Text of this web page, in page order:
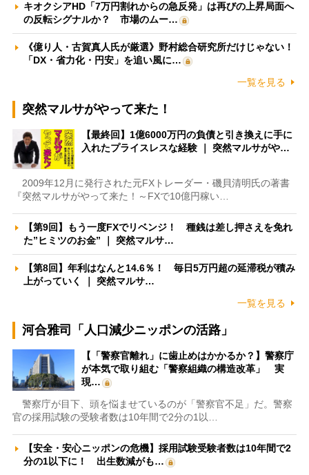
キオクシアHD「7万円割れからの急反発」は再びの上昇局面へ
の反転シグナルか？ 市場のムー…
《億り人・古賀真人氏が厳選》野村総合研究所だけじゃない！
「DX・省力化・円安」を追い風に…
一覧を見る
突然マルサがやって来た！
【最終回】1億6000万円の負債と引き換えに手に
入れたプライスレスな経験 ｜ 突然マルサがや…
2009年12月に発行された元FXトレーダー・磯貝清明氏の著書
『突然マルサがやって来た！～FXで10億円稼い…
【第9回】もう一度FXでリベンジ！ 種銭は差し押さえを免れ
た”ヒミツのお金” ｜ 突然マルサ…
【第8回】年利はなんと14.6％！ 毎日5万円超の延滞税が積み
上がっていく ｜ 突然マルサ…
一覧を見る
河合雅司「人口減少ニッポンの活路」
【「警察官離れ」に歯止めはかかるか？】警察庁
が本気で取り組む「警察組織の構造改革」 実
現…
警察庁が目下、頭を悩ませているのが「警察官不足」だ。警察
官の採用試験の受験者数は10年間で2分の1以…
【安全・安心ニッポンの危機】採用試験受験者数は10年間で2
分の1以下に！ 出生数減がも…